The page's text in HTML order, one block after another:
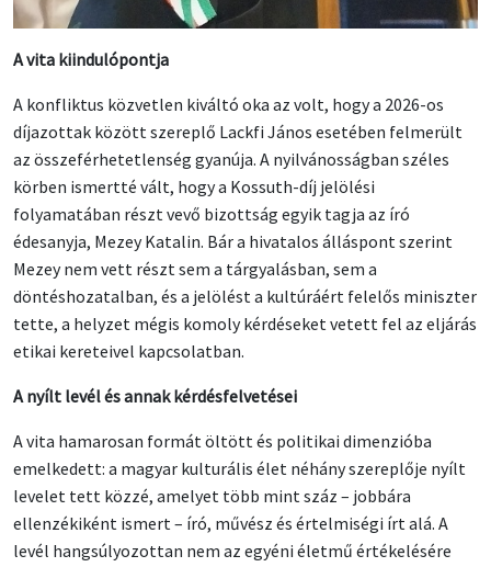
A vita kiindulópontja
A konfliktus közvetlen kiváltó oka az volt, hogy a 2026-os
díjazottak között szereplő Lackfi János esetében felmerült
az összeférhetetlenség gyanúja. A nyilvánosságban széles
körben ismertté vált, hogy a Kossuth-díj jelölési
folyamatában részt vevő bizottság egyik tagja az író
édesanyja, Mezey Katalin. Bár a hivatalos álláspont szerint
Mezey nem vett részt sem a tárgyalásban, sem a
döntéshozatalban, és a jelölést a kultúráért felelős miniszter
tette, a helyzet mégis komoly kérdéseket vetett fel az eljárás
etikai kereteivel kapcsolatban.
A nyílt levél és annak kérdésfelvetései
A vita hamarosan formát öltött és politikai dimenzióba
emelkedett: a magyar kulturális élet néhány szereplője nyílt
levelet tett közzé, amelyet több mint száz – jobbára
ellenzékiként ismert – író, művész és értelmiségi írt alá. A
levél hangsúlyozottan nem az egyéni életmű értékelésére